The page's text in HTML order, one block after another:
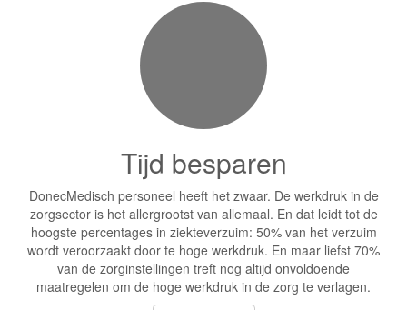
Tijd besparen
DonecMedisch personeel heeft het zwaar. De werkdruk in de
zorgsector is het allergrootst van allemaal. En dat leidt tot de
hoogste percentages in ziekteverzuim: 50% van het verzuim
wordt veroorzaakt door te hoge werkdruk. En maar liefst 70%
van de zorginstellingen treft nog altijd onvoldoende
maatregelen om de hoge werkdruk in de zorg te verlagen.